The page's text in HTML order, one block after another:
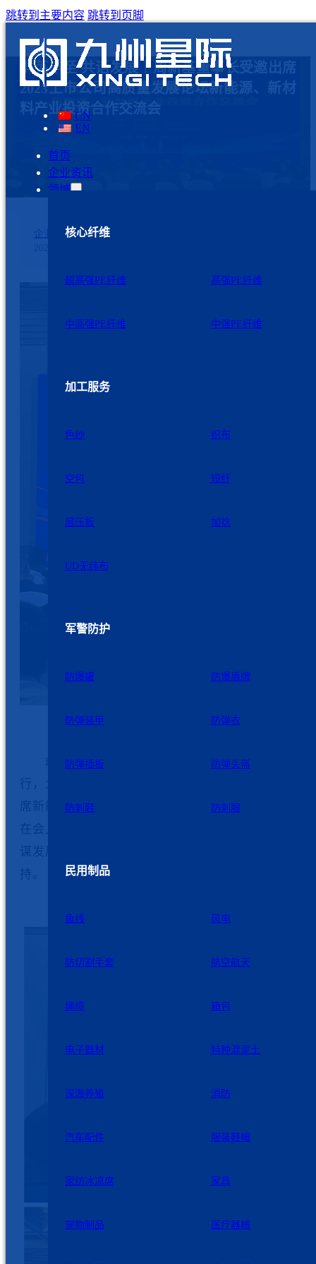
跳转到主要内容 跳转到页脚
CN
EN
首页
企业资讯
领域
核心纤维
超高强PE纤维 高强PE纤维
中高强PE纤维 中强PE纤维
加工服务
色纱 织布
空包 短纤
层压板 加捻
UD无纬布
军警防护
防爆罐 防爆盾牌
防弹装甲 防弹衣
防弹插板 防弹头盔
防刺鞋 防刺服
民用制品
鱼线 风电
防切割手套 航空航天
绳缆 箱包
电子器材 特种混泥土
深海养殖 消防
汽车配件 服装鞋帽
家纺冰凉席 家具
宠物制品 医疗器械
群英毕至 共话发展｜周新基董事长受邀出席
2023上市公司高质量发展论坛新能源、新材
料产业投资合作交流会
企业资讯
2023年11月24日
11月23日，2023上市公司高质量发展论坛在南通
行，
九州星际
席新能源、新材料产业投资合作交流会，董事长周新
在会上做交流发言，与来通嘉宾畅谈企业发展心得，
谋发展新篇。会议由南通市人民政府副秘书长张兴国
持。